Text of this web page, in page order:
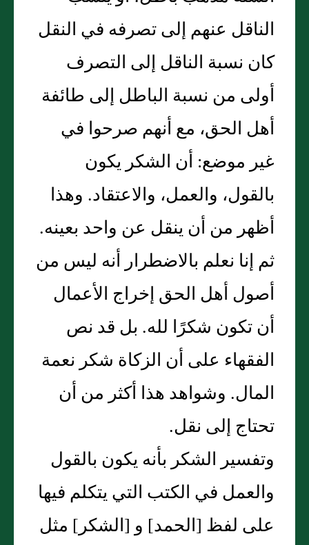
الناقل عنهم إلى تصرفه في النقل
كان نسبة الناقل إلى التصرف
أولى من نسبة الباطل إلى طائفة
أهل الحق، مع أنهم صرحوا في
غير موضع‏:‏ أن الشكر يكون
بالقول، والعمل، والاعتقاد‏.‏ وهذا
أظهر من أن ينقل عن واحد بعينه‏.‏
ثم إنا نعلم بالاضطرار أنه ليس من
أصول أهل الحق إخراج الأعمال
أن تكون شكرًا لله‏.‏ بل قد نص
الفقهاء على أن الزكاة شكر نعمة
المال‏.‏ وشواهد هذا أكثر من أن
تحتاج إلى نقل‏.‏
وتفسير الشكر بأنه يكون بالقول
والعمل في الكتب التي يتكلم فيها
على لفظ ‏[‏الحمد‏]‏ و ‏[‏الشكر‏]‏ مثل